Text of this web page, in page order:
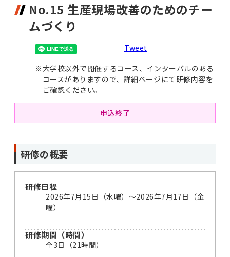
No.15 生産現場改善のためのチー
ムづくり
Tweet
※大学校以外で開催するコース、インターバルのある
コースがありますので、詳細ページにて研修内容を
ご確認ください。
申込終了
研修の概要
研修日程
2026年7月15日（水曜）〜2026年7月17日（金
曜）
研修期間（時間）
全3日（21時間）